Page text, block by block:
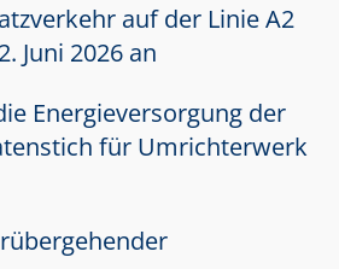
auf der Linie A2
Juni 2026 an
Energieversorgung der
für Umrichterwerk